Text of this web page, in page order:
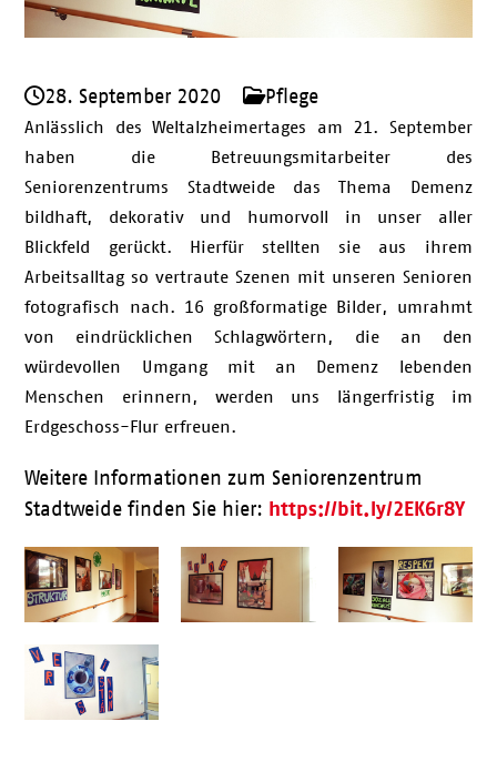
28. September 2020 Pflege
Anlässlich des Weltalzheimertages am 21. September
haben die Betreuungsmitarbeiter des
Seniorenzentrums Stadtweide das Thema Demenz
bildhaft, dekorativ und humorvoll in unser aller
Blickfeld gerückt. Hierfür stellten sie aus ihrem
Arbeitsalltag so vertraute Szenen mit unseren Senioren
fotografisch nach. 16 großformatige Bilder, umrahmt
von eindrücklichen Schlagwörtern, die an den
würdevollen Umgang mit an Demenz lebenden
Menschen erinnern, werden uns längerfristig im
Erdgeschoss-Flur erfreuen.
Weitere Informationen zum Seniorenzentrum
Stadtweide finden Sie hier: https://bit.ly/2EK6r8Y